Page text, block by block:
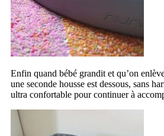
Enfin quand bébé grandit et qu’on
une seconde housse est dessous, sans
ultra confortable pour continuer à